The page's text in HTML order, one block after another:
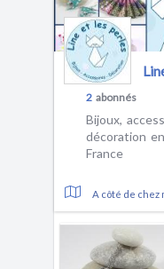
2 abonnés
Bijoux,
décoration
France
A côté de chez